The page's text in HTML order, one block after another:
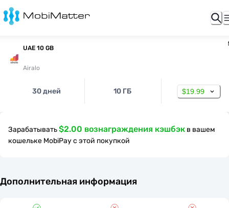
UAE 10 GB
Airalo
30 дней 10 ГБ $19.99
Зарабатывать$2.00 вознаграждения кэшбэк в вашем
кошельке MobiPay с этой покупкой
Дополнительная информация